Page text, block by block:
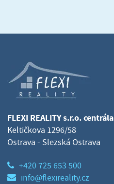
FLEXI REALITY s.r.o. centrála
Keltičkova 1296/58
Ostrava - Slezská Ostrava
+420 725 653 500
info@flexireality.cz